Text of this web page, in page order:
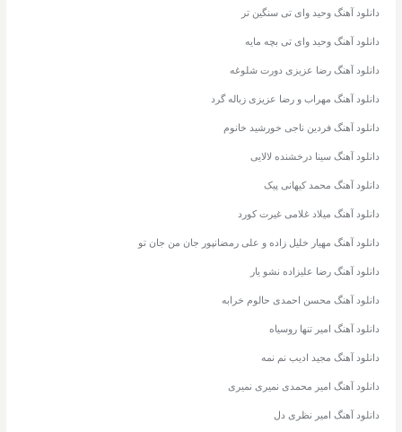
دانلود آهنگ وحید وای تی سنگین تر
دانلود آهنگ وحید وای تی بچه مایه
دانلود آهنگ رضا عزیزی دورت شلوغه
دانلود آهنگ مهراب و رضا عزیزی زباله گرد
دانلود آهنگ فردین ناجی خورشید خانوم
دانلود آهنگ سینا درخشنده لالایی
دانلود آهنگ محمد کیهانی پیک
دانلود آهنگ میلاد غلامی غیرت کورد
دانلود آهنگ مهیار خلیل زاده و علی رمضانپور جان من جان تو
دانلود آهنگ رضا علیزاده نشو یار
دانلود آهنگ محسن احمدی حالوم خرابه
دانلود آهنگ امیر تنها روسیاه
دانلود آهنگ مجید ادیب نم نمه
دانلود آهنگ امیر محمدی نمیری نمیری
دانلود آهنگ امیر نظری دل